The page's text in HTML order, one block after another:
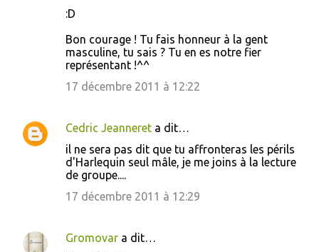
t
a
:D
Bon courage ! Tu fais honneur à la gent
masculine, tu sais ? Tu en es notre fier
représentant !^^
17 décembre 2011 à 12:22
Cedric Jeanneret a dit…
il ne sera pas dit que tu affronteras les périls
d'Harlequin seul mâle, je me joins à la lecture
de groupe....
17 décembre 2011 à 12:29
Gromovar a dit…